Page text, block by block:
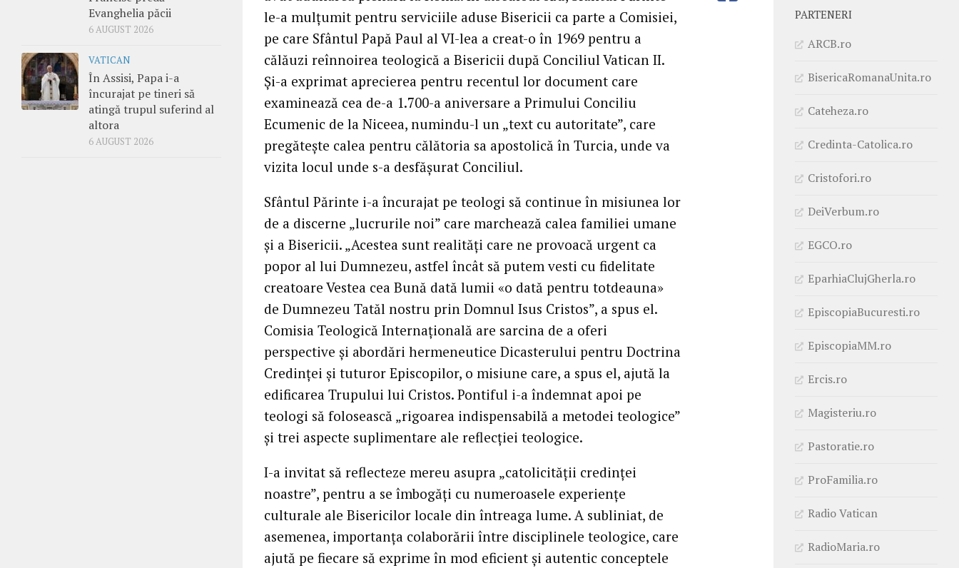
le-a mulțumit pentru serviciile aduse Bisericii ca parte a Comisiei,
pe care Sfântul Papă Paul al VI-lea a creat-o în 1969 pentru a
călăuzi reînnoirea teologică a Bisericii după Conciliul Vatican II.
Și-a exprimat aprecierea pentru recentul lor document care
examinează cea de-a 1.700-a aniversare a Primului Conciliu
Ecumenic de la Niceea, numindu-l un „text cu autoritate”, care
pregătește calea pentru călătoria sa apostolică în Turcia, unde va
vizita locul unde s-a desfășurat Conciliul.
Sfântul Părinte i-a încurajat pe teologi să continue în misiunea lor
de a discerne „lucrurile noi” care marchează calea familiei umane
și a Bisericii. „Acestea sunt realități care ne provoacă urgent ca
popor al lui Dumnezeu, astfel încât să putem vesti cu fidelitate
creatoare Vestea cea Bună dată lumii «o dată pentru totdeauna»
de Dumnezeu Tatăl nostru prin Domnul Isus Cristos”, a spus el.
Comisia Teologică Internațională are sarcina de a oferi
perspective și abordări hermeneutice Dicasterului pentru Doctrina
Credinței și tuturor Episcopilor, o misiune care, a spus el, ajută la
edificarea Trupului lui Cristos. Pontiful i-a îndemnat apoi pe
teologi să folosească „rigoarea indispensabilă a metodei teologice”
și trei aspecte suplimentare ale reflecției teologice.
I-a invitat să reflecteze mereu asupra „catolicității credinței
noastre”, pentru a se îmbogăți cu numeroasele experiențe
culturale ale Bisericilor locale din întreaga lume. A subliniat, de
asemenea, importanța colaborării între disciplinele teologice, care
ajută pe fiecare să exprime în mod eficient și autentic conceptele
Evanghelia păcii
6 AUGUST 2026
VATICAN
În Assisi, Papa i-a
încurajat pe tineri să
atingă trupul suferind al
altora
6 AUGUST 2026
PARTENERI
ARCB.ro
BisericaRomanaUnita.ro
Cateheza.ro
Credinta-Catolica.ro
Cristofori.ro
DeiVerbum.ro
EGCO.ro
EparhiaClujGherla.ro
EpiscopiaBucuresti.ro
EpiscopiaMM.ro
Ercis.ro
Magisteriu.ro
Pastoratie.ro
ProFamilia.ro
Radio Vatican
RadioMaria.ro